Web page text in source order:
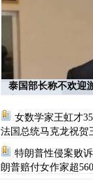
泰国部长称不欢迎
女数学家王虹才
法国总统马克龙祝贺
特朗普性侵案败
朗普赔付女作家超